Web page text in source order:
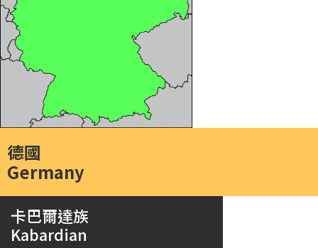
德國
Germany
卡巴爾達族
Kabardian